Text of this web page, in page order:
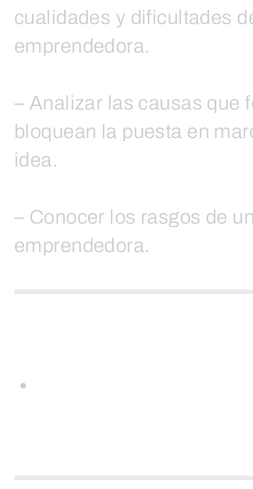
cualidades y dificultades
emprendedora.
– Analizar las causas que
bloquean la puesta en
idea.
– Conocer los rasgos de
emprendedora.